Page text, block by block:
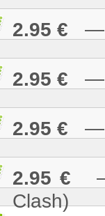
2.95 € —
2.95 € —
2.95 € —
2.95 € —
Clash)